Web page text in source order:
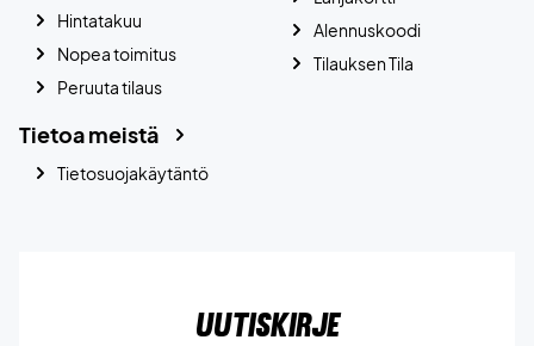
Hintatakuu
Nopea toimitus
Peruuta tilaus
Alennuskoodi
Tilauksen Tila
Tietoa meistä
Tietosuojakäytäntö
Uutiskirje